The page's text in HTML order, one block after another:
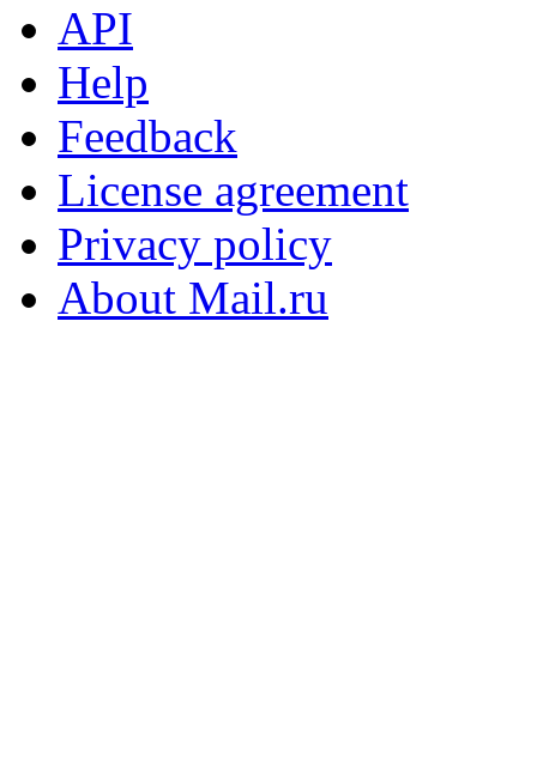
API
Help
Feedback
License agreement
Privacy policy
About Mail.ru